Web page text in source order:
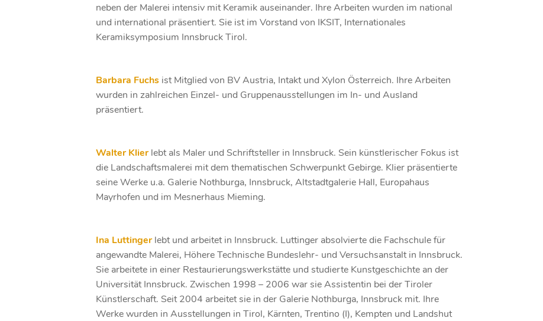
neben der Malerei intensiv mit Keramik auseinander. Ihre Arbeiten wurden im national
und international präsentiert. Sie ist im Vorstand von IKSIT, Internationales
Keramiksymposium Innsbruck Tirol.
Barbara Fuchs ist Mitglied von BV Austria, Intakt und Xylon Österreich. Ihre Arbeiten
wurden in zahlreichen Einzel- und Gruppenausstellungen im In- und Ausland
präsentiert.
Walter Klier lebt als Maler und Schriftsteller in Innsbruck. Sein künstlerischer Fokus ist
die Landschaftsmalerei mit dem thematischen Schwerpunkt Gebirge. Klier präsentierte
seine Werke u.a. Galerie Nothburga, Innsbruck, Altstadtgalerie Hall, Europahaus
Mayrhofen und im Mesnerhaus Mieming.
Ina Luttinger lebt und arbeitet in Innsbruck. Luttinger absolvierte die Fachschule für
angewandte Malerei, Höhere Technische Bundeslehr- und Versuchsanstalt in Innsbruck.
Sie arbeitete in einer Restaurierungswerkstätte und studierte Kunstgeschichte an der
Universität Innsbruck. Zwischen 1998 – 2006 war sie Assistentin bei der Tiroler
Künstlerschaft. Seit 2004 arbeitet sie in der Galerie Nothburga, Innsbruck mit. Ihre
Werke wurden in Ausstellungen in Tirol, Kärnten, Trentino (I), Kempten und Landshut